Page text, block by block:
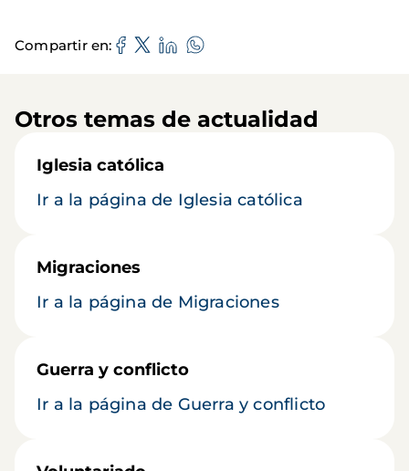
Compartir en
Otros temas de actualidad
Iglesia católica
Ir a la página de Iglesia católica
Migraciones
Ir a la página de Migraciones
Guerra y conflicto
Ir a la página de Guerra y conflicto